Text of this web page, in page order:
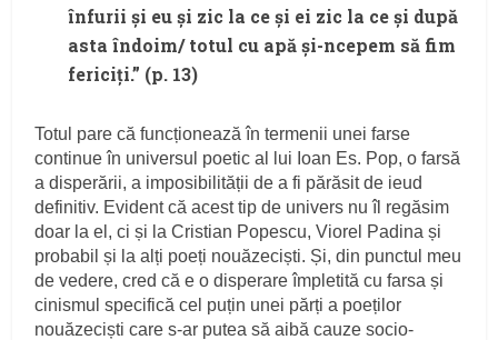
înfurii și eu și zic la ce și ei zic la ce și după
asta îndoim/ totul cu apă și-ncepem să fim
fericiți.” (p. 13)
Totul pare că funcționează în termenii unei farse
continue în universul poetic al lui Ioan Es. Pop, o farsă
a disperării, a imposibilității de a fi părăsit de ieud
definitiv. Evident că acest tip de univers nu îl regăsim
doar la el, ci și la Cristian Popescu, Viorel Padina și
probabil și la alți poeți nouăzeciști. Și, din punctul meu
de vedere, cred că e o disperare împletită cu farsa și
cinismul specifică cel puțin unei părți a poeților
nouăzeciști care s-ar putea să aibă cauze socio-